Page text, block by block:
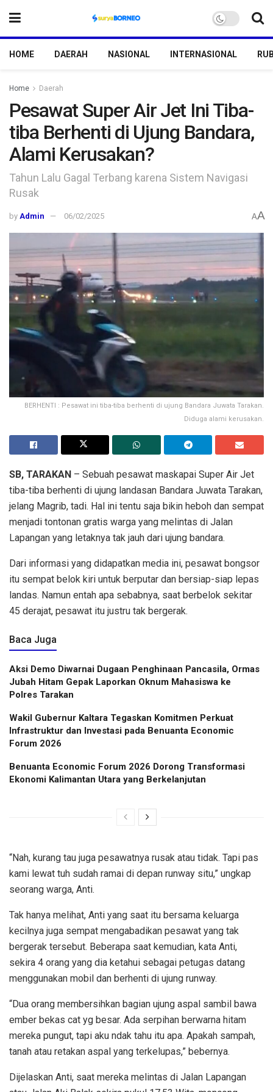
HOME DAERAH NASIONAL INTERNASIONAL
Home Daerah
Pesawat Super Air Jet Ini Tiba-
tiba Berhenti di Ujung Bandara,
Alami Kerusakan?
Tahun Lalu Gagal Terbang karena Sistem Navigasi
Rusak
by Admin 06/02/2025 AA
BERHENTI : Pesawat ini tiba-tiba berhenti di ujung Bandara Juwata Tarakan.
Diduga alami kerusakan.
SB, TARAKAN – Sebuah pesawat maskapai Super Air Jet
tiba-tiba berhenti di ujung landasan Bandara Juwata Tarakan,
jelang Magrib, tadi. Hal ini tentu saja bikin heboh dan sempat
menjadi tontonan gratis warga yang melintas di Jalan
Lapangan yang letaknya tak jauh dari ujung bandara.
Dari informasi yang didapatkan media ini, pesawat bongsor
itu sempat belok kiri untuk berputar dan bersiap-siap lepas
landas. Namun entah apa sebabnya, saat berbelok sekitar
45 derajat, pesawat itu justru tak bergerak.
Baca Juga
Aksi Demo Diwarnai Dugaan Penghinaan Pancasila, Ormas
Jubah Hitam Gepak Laporkan Oknum Mahasiswa ke
Polres Tarakan
Wakil Gubernur Kaltara Tegaskan Komitmen Perkuat
Infrastruktur dan Investasi pada Benuanta Economic
Forum 2026
Benuanta Economic Forum 2026 Dorong Transformasi
Ekonomi Kalimantan Utara yang Berkelanjutan
“Nah, kurang tau juga pesawatnya rusak atau tidak. Tapi pas
kami lewat tuh sudah ramai di depan runway situ,” ungkap
seorang warga, Anti.
Tak hanya melihat, Anti yang saat itu bersama keluarga
kecilnya juga sempat mengabadikan pesawat yang tak
bergerak tersebut. Beberapa saat kemudian, kata Anti,
sekira 4 orang yang dia ketahui sebagai petugas datang
menggunakan mobil dan berhenti di ujung runway.
“Dua orang membersihkan bagian ujung aspal sambil bawa
ember bekas cat yg besar. Ada serpihan berwarna hitam
mereka pungut, tapi aku ndak tahu itu apa. Apakah sampah,
tanah atau retakan aspal yang terkelupas,” bebernya.
Dijelaskan Anti, saat mereka melintas di Jalan Lapangan